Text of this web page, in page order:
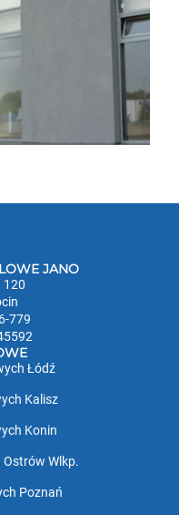
JANO
120
779
Łódź
Kalisz
Konin
Wlkp.
Poznań